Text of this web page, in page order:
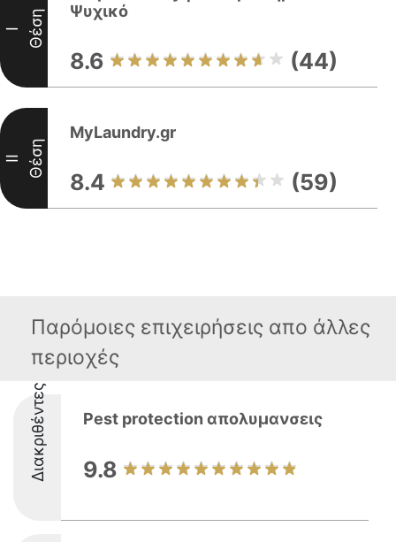
I Θέση
Ψυχικό
8.6 (44)
II Θέση
MyLaundry.gr
8.4 (59)
Παρόμοιες επιχειρήσεις απο άλλες
περιοχές
Διακριθέντες Pest protection απολυμανσεις
9.8